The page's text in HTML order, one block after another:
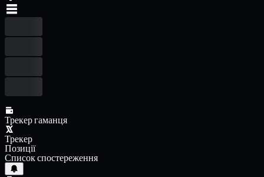
Трекер гаманця
Трекер
Позиції
Список спостереження